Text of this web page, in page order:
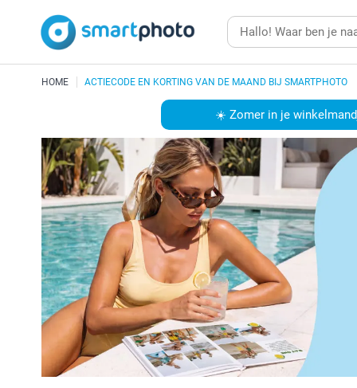
HOME ACTIECODE EN KORTING VAN DE MAAND BIJ SMARTPHOTO
☀️ Zomer in je